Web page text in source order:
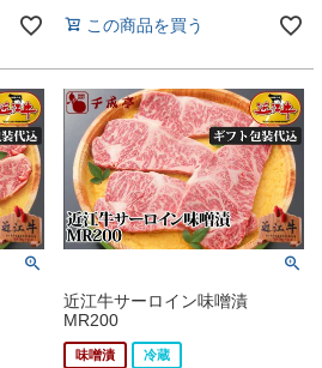
この商品を買う
近江牛サーロイン味噌漬
MR200
味噌漬 冷蔵